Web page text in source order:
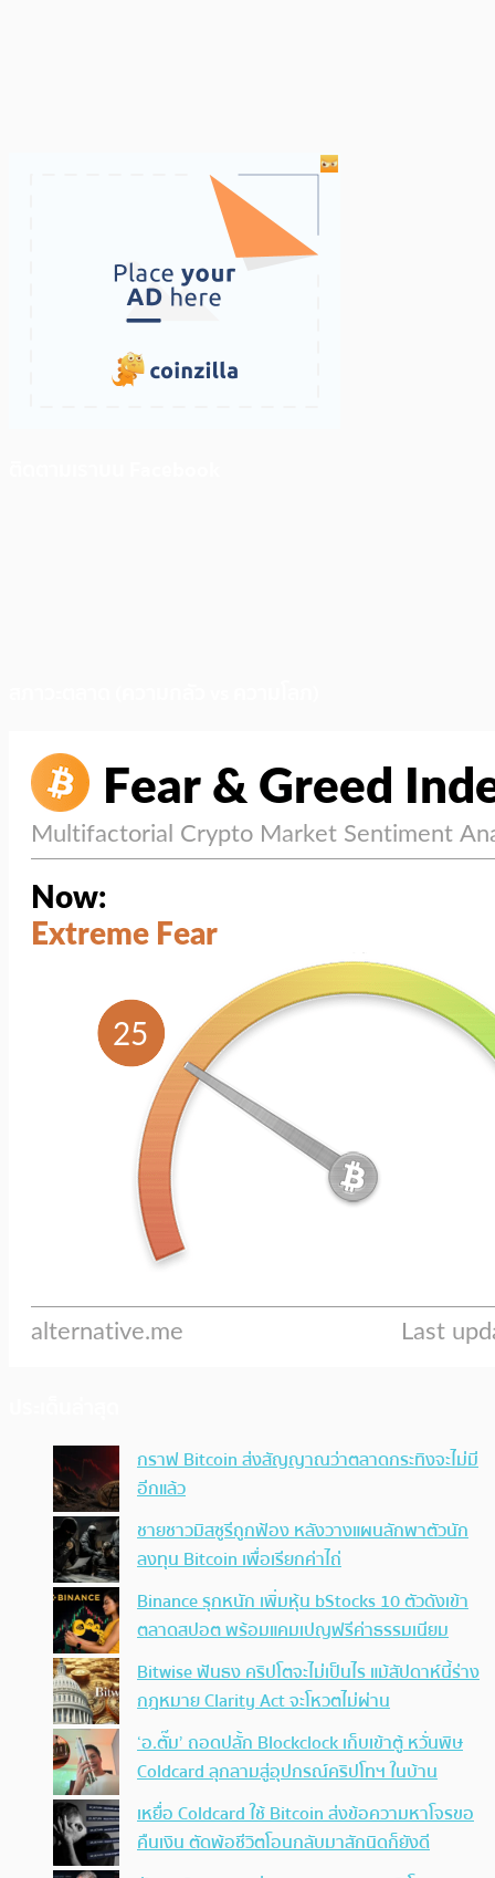
กราฟ Bitcoin ส่งสัญญาณว่าตลาดกระทิงจะไม่มี
อีกแล้ว
ชายชาวมิสซูรีถูกฟ้อง หลังวางแผนลักพาตัวนัก
ลงทุน Bitcoin เพื่อเรียกค่าไถ่
Binance รุกหนัก เพิ่มหุ้น bStocks 10 ตัวดังเข้า
ตลาดสปอต พร้อมแคมเปญฟรีค่าธรรมเนียม
Bitwise ฟันธง คริปโตจะไม่เป็นไร แม้สัปดาห์นี้ร่าง
กฎหมาย Clarity Act จะโหวตไม่ผ่าน
‘อ.ตั๊ม’ ถอดปลั้ก Blockclock เก็บเข้าตู้ หวั่นพิษ
Coldcard ลุกลามสู่อุปกรณ์คริปโทฯ ในบ้าน
เหยื่อ Coldcard ใช้ Bitcoin ส่งข้อความหาโจรขอ
คืนเงิน ตัดพ้อชีวิตโอนกลับมาสักนิดก็ยังดี